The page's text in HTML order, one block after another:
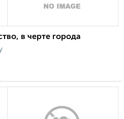
в черте города